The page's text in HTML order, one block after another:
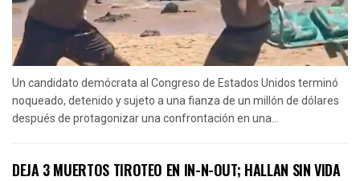
Un candidato demócrata al Congreso de Estados Unidos terminó
noqueado, detenido y sujeto a una fianza de un millón de dólares
después de protagonizar una confrontación en una...
DEJA 3 MUERTOS TIROTEO EN IN-N-OUT; HALLAN SIN VIDA